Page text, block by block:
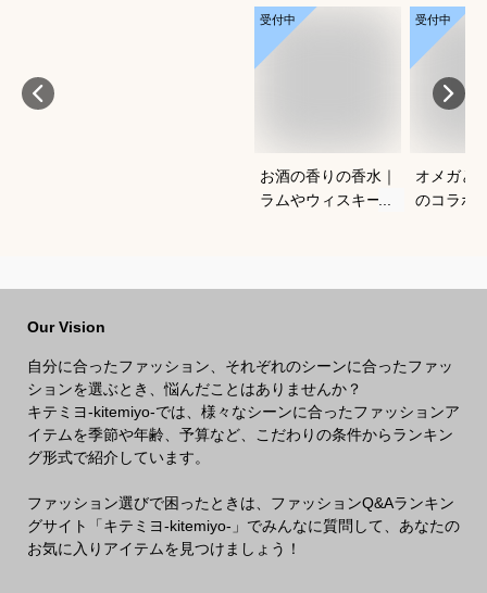
受付中
お酒の香りの香水｜
ラムやウィスキーな
受付中
オメガと
のコラボ
Our Vision
自分に合ったファッション、それぞれのシーンに合ったファッ
ションを選ぶとき、悩んだことはありませんか？
キテミヨ-kitemiyo-では、様々なシーンに合ったファッションア
イテムを季節や年齢、予算など、こだわりの条件からランキン
グ形式で紹介しています。
ファッション選びで困ったときは、ファッションQ&Aランキン
グサイト「キテミヨ-kitemiyo-」でみんなに質問して、あなたの
お気に入りアイテムを見つけましょう！